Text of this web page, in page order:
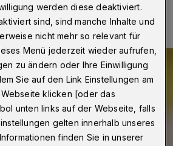
werden diese deaktiviert.
sind, sind manche Inhalte und
nicht mehr so relevant für
Menü jederzeit wieder aufrufen,
zu ändern oder Ihre Einwilligung
Sie auf den Link Einstellungen am
klicken [oder das
unten links auf der Webseite, falls
gelten innerhalb unseres
finden Sie in unserer